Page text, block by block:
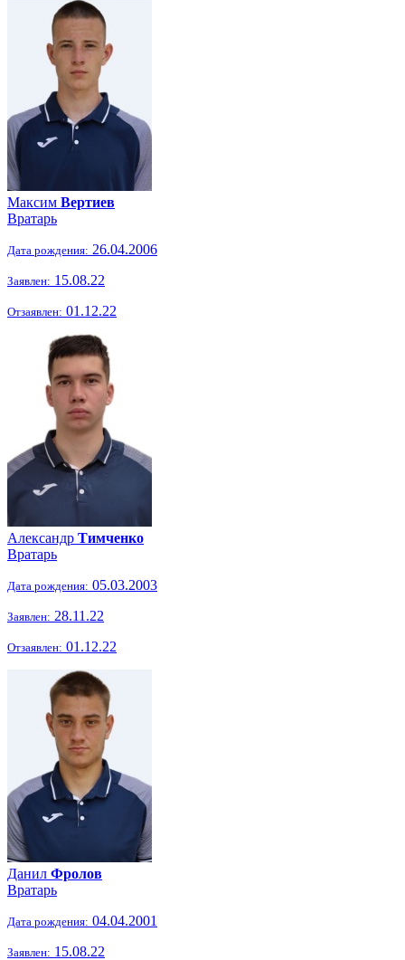
Максим Вертиев
Вратарь
Дата рождения: 26.04.2006
Заявлен: 15.08.22
Отзаявлен: 01.12.22
Александр Тимченко
Вратарь
Дата рождения: 05.03.2003
Заявлен: 28.11.22
Отзаявлен: 01.12.22
Данил Фролов
Вратарь
Дата рождения: 04.04.2001
Заявлен: 15.08.22